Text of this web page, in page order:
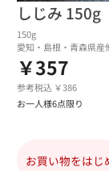
しじみ 150g
150g
愛知・島根・青森県産
￥357
参考税込 ￥386
お一人様6点限り
お買い物をはじ